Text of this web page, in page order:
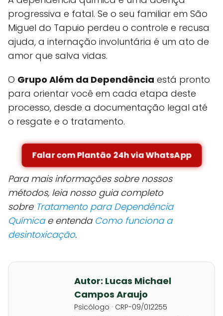
progressiva e fatal. Se o seu familiar em São
Miguel do Tapuio perdeu o controle e recusa
ajuda, a internação involuntária é um ato de
amor que salva vidas.
O Grupo Além da Dependência está pronto
para orientar você em cada etapa deste
processo, desde a documentação legal até
o resgate e o tratamento.
Falar com Plantão 24h via WhatsApp
Para mais informações sobre nossos
métodos, leia nosso guia completo
sobre Tratamento para Dependência
Químicae entenda Como funciona a
desintoxicação.
Autor: Lucas Michael
Campos Araujo
Psicólogo · CRP-09/012255